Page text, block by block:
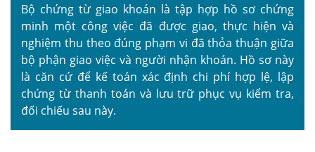
Bộ chứng từ giao khoán là tập hợp hồ sơ chứng
minh một công việc đã được giao, thực hiện và
nghiệm thu theo đúng phạm vi đã thỏa thuận giữa
bộ phận giao việc và người nhận khoán. Hồ sơ này
là căn cứ để kế toán xác định chi phí hợp lệ, lập
chứng từ thanh toán và lưu trữ phục vụ kiểm tra,
đối chiếu sau này.